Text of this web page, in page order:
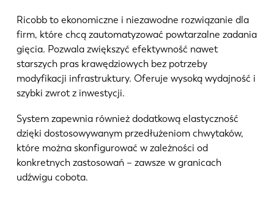
Ricobb to ekonomiczne i niezawodne rozwiązanie dla
firm, które chcą zautomatyzować powtarzalne zadania
gięcia. Pozwala zwiększyć efektywność nawet
starszych pras krawędziowych bez potrzeby
modyfikacji infrastruktury. Oferuje wysoką wydajność i
szybki zwrot z inwestycji.
System zapewnia również dodatkową elastyczność
dzięki dostosowywanym przedłużeniom chwytaków,
które można skonfigurować w zależności od
konkretnych zastosowań – zawsze w granicach
udźwigu cobota.